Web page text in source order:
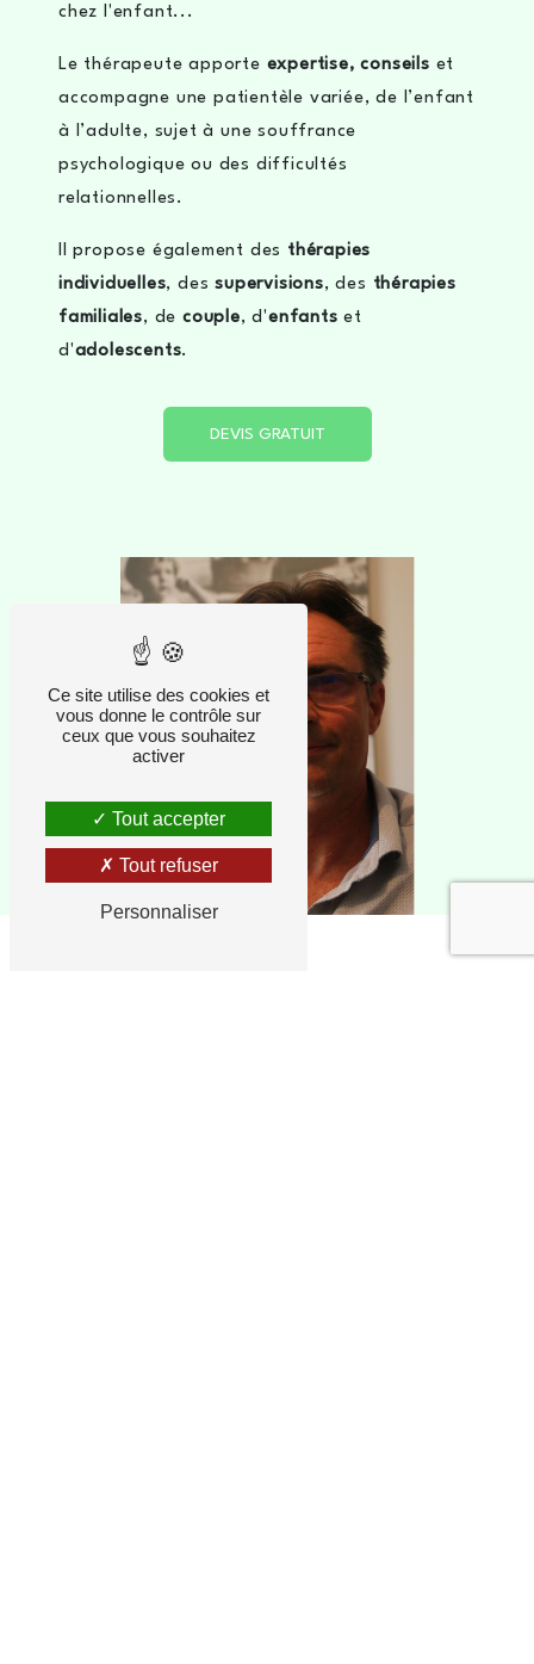
chez l'enfant...
Le thérapeute apporte expertise, conseils et
accompagne une patientèle variée, de l’enfant
à l’adulte, sujet à une souffrance
psychologique ou des difficultés
relationnelles.
Il propose également des thérapies
individuelles, dessupervisions, des thérapies
familiales, de couple, d'enfants et
d'adolescents.
DEVIS GRATUIT
Ce site utilise des cookies et
vous donne le contrôle sur
ceux que vous souhaitez
activer
Tout accepter
Tout refuser
Personnaliser